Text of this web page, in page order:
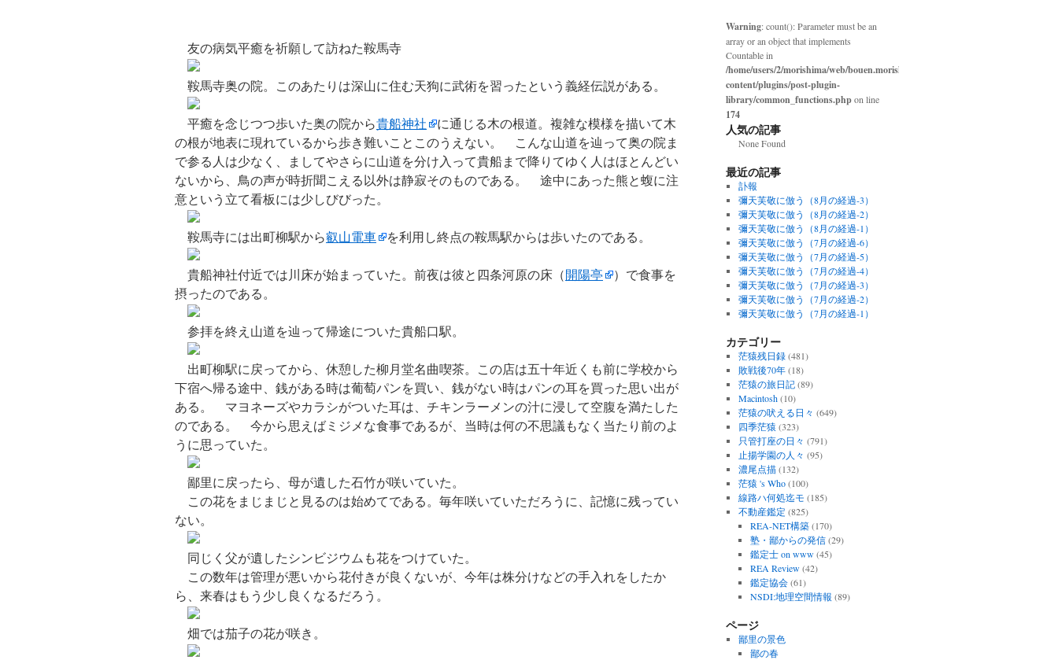
友の病気平癒を祈願して訪ねた鞍馬寺
鞍馬寺奥の院。このあたりは深山に住む天狗に武術を習ったという義経伝説がある。
平癒を念じつつ歩いた奥の院から貴船神社
に通じる木の根道。複雑な模様を描いて木
の根が地表に現れているから歩き難いことこのうえない。 こんな山道を辿って奥の院ま
で参る人は少なく、ましてやさらに山道を分け入って貴船まで降りてゆく人はほとんどい
ないから、鳥の声が時折聞こえる以外は静寂そのものである。 途中にあった熊と蝮に注
意という立て看板には少しびびった。
鞍馬寺には出町柳駅から叡山電車 を利用し終点の鞍馬駅からは歩いたのである。
貴船神社付近では川床が始まっていた。前夜は彼と四条河原の床（開陽亭
）で食事を
摂ったのである。
参拝を終え山道を辿って帰途についた貴船口駅。
出町柳駅に戻ってから、休憩した柳月堂名曲喫茶。この店は五十年近くも前に学校から
下宿へ帰る途中、銭がある時は葡萄パンを買い、銭がない時はパンの耳を買った思い出が
ある。 マヨネーズやカラシがついた耳は、チキンラーメンの汁に浸して空腹を満たした
のである。 今から思えばミジメな食事であるが、当時は何の不思議もなく当たり前のよ
うに思っていた。
鄙里に戻ったら、母が遺した石竹が咲いていた。
この花をまじまじと見るのは始めてである。毎年咲いていただろうに、記憶に残ってい
ない。
同じく父が遺したシンビジウムも花をつけていた。
この数年は管理が悪いから花付きが良くないが、今年は株分けなどの手入れをしたか
ら、来春はもう少し良くなるだろう。
畑では茄子の花が咲き。
Warning: count(): Parameter must be an
array or an object that implements
Countable in
/home/users/2/morishima/web/bouen.morishima.com/wp-
content/plugins/post-plugin-
library/common_functions.phpon line
174
人気の記事
None Found
最近の記事
訃報
彌天芙敬に倣う（8月の経過-3）
彌天芙敬に倣う（8月の経過-2）
彌天芙敬に倣う（8月の経過-1）
彌天芙敬に倣う（7月の経過-6）
彌天芙敬に倣う（7月の経過-5）
彌天芙敬に倣う（7月の経過-4）
彌天芙敬に倣う（7月の経過-3）
彌天芙敬に倣う（7月の経過-2）
彌天芙敬に倣う（7月の経過-1）
カテゴリー
茫猿残日録(481)
敗戦後70年(18)
茫猿の旅日記(89)
Macintosh(10)
茫猿の吠える日々 (649)
四季茫猿 (323)
只管打座の日々 (791)
止揚学園の人々 (95)
濃尾点描(132)
茫猿 's Who(100)
線路ハ何処迄モ (185)
不動産鑑定 (825)
REA-NET構築(170)
塾・鄙からの発信(29)
鑑定士 on www(45)
REA Review(42)
鑑定協会(61)
NSDI:地理空間情報 (89)
ページ
鄙里の景色
鄙の春